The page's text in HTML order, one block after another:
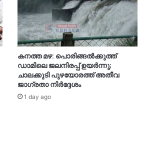
കനത്ത മഴ: പൊരിങ്ങൽക്കുത്ത്
ഡാമിലെ ജലനിരപ്പ് ഉയർന്നു;
ചാലക്കുടി പുഴയോരത്ത് അതീവ
ജാഗ്രതാ നിർദ്ദേശം
1 day ago